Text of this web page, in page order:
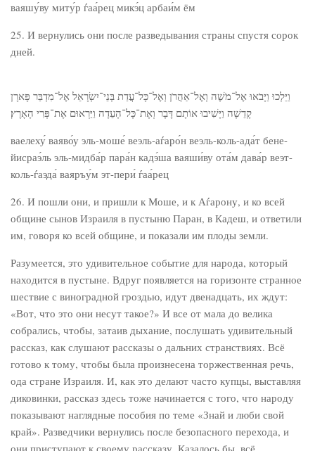
ваяшу́ву миту́р ѓаа́рец микэ́ц арбаи́м ём
25. И вернулись они после разведывания страны спустя сорок
дней.
וַיֵּלְכוּ וַיָּבֹאוּ אֶל־מֹשֶׁה וְאֶל־אַהֲרֹן וְאֶל־כָּל־עֲדַת בְּנֵי־יִשְׂרָאֵל אֶל־מִדְבַּר פָּארָן
קָדֵשָׁה וַיָּשִׁיבוּ אוֹתָם דָּבָר וְאֶת־כָּל־הָעֵדָה וַיַּרְאוּם אֶת־פְּרִי הָאָרֶץ׃
ваелеху́ ваяво́у эль-моше́ веэль-аѓаро́н веэль-коль-ада́т бене-
йисраэ́ль эль-мидба́р пара́н кадэ́ша ваяши́ву ота́м дава́р веэт-
коль-ѓаэда́ ваяръу́м эт-пери́ ѓаа́рец
26. И пошли они, и пришли к Моше, и к Аѓарону, и ко всей
общине сынов Израиля в пустыню Паран, в Кадеш, и ответили
им, говоря ко всей общине, и показали им плоды земли.
Разумеется, это удивительное событие для народа, который
находится в пустыне. Вдруг появляется на горизонте странное
шествие с виноградной гроздью, идут двенадцать, их ждут:
«Вот, что это они несут такое?» И все от мала до велика
собрались, чтобы, затаив дыхание, послушать удивительный
рассказ, как слушают рассказы о дальних странствиях. Всё
готово к тому, чтобы была произнесена торжественная речь,
ода стране Израиля. И, как это делают часто купцы, выставляя
диковинки, рассказ здесь тоже начинается с того, что народу
показывают наглядные пособия по теме «Знай и люби свой
край». Разведчики вернулись после безопасного перехода, и
они приступают к своему рассказу. Казалось бы, всё